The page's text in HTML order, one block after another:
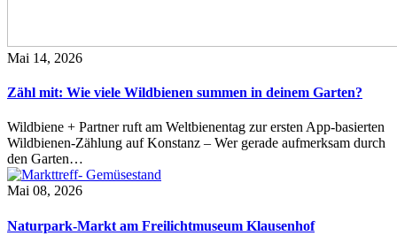
Mai 14, 2026
Zähl mit: Wie viele Wildbienen summen in deinem Garten?
Wildbiene + Partner ruft am Weltbienentag zur ersten App-basierten
Wildbienen-Zählung auf Konstanz – Wer gerade aufmerksam durch
den Garten…
Mai 08, 2026
Naturpark-Markt am Freilichtmuseum Klausenhof